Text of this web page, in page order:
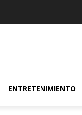
ENTRETENIMIENTO